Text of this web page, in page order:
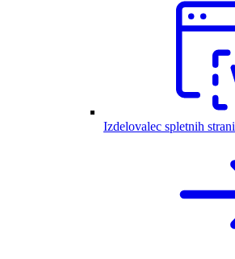
Izdelovalec spletnih strani